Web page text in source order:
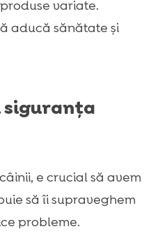
variate.
aducă sănătate și
e crucial să avem
să îi supraveghem
probleme.